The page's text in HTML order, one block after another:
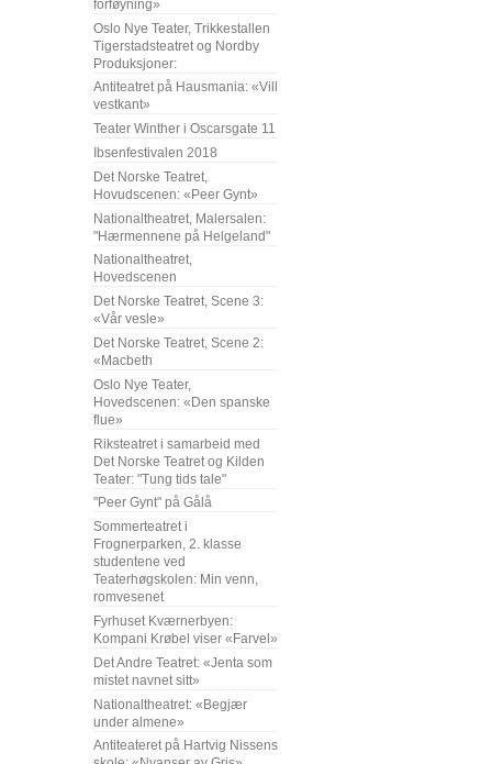
forføyning»
Oslo Nye Teater, Trikkestallen
Tigerstadsteatret og Nordby
Produksjoner:
Antiteatret på Hausmania: «Vill
vestkant»
Teater Winther i Oscarsgate 11
Ibsenfestivalen 2018
Det Norske Teatret,
Hovudscenen: «Peer Gynt»
Nationaltheatret, Malersalen:
"Hærmennene på Helgeland"
Nationaltheatret,
Hovedscenen
Det Norske Teatret, Scene 3:
«Vår vesle»
Det Norske Teatret, Scene 2:
«Macbeth
Oslo Nye Teater,
Hovedscenen: «Den spanske
flue»
Riksteatret i samarbeid med
Det Norske Teatret og Kilden
Teater: "Tung tids tale"
"Peer Gynt" på Gålå
Sommerteatret i
Frognerparken, 2. klasse
studentene ved
Teaterhøgskolen: Min venn,
romvesenet
Fyrhuset Kværnerbyen:
Kompani Krøbel viser «Farvel»
Det Andre Teatret: «Jenta som
mistet navnet sitt»
Nationaltheatret: «Begjær
under almene»
Antiteateret på Hartvig Nissens